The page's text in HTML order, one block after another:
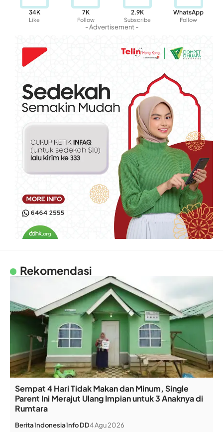
34K
Like
7K
Follow
2.9K
Subscribe
WhatsApp
Follow
- Advertisement -
Rekomendasi
Sempat 4 Hari Tidak Makan dan Minum, Single
Parent Ini Merajut Ulang Impian untuk 3 Anaknya di
Rumtara
BeritaIndonesiaInfo DD4 Agu 2026